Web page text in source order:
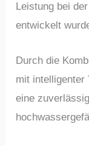
Leistung bei
entwickelt
Durch die
mit intelligenter
eine